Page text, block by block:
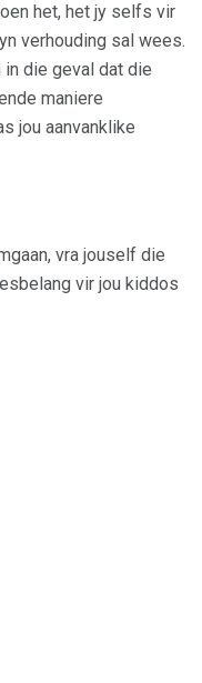
het, het jy selfs vir
verhouding sal wees.
die geval dat die
maniere
jou aanvanklike
vra jouself die
vir jou kiddos